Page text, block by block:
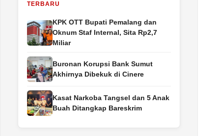
TERBARU
‎KPK OTT Bupati Pemalang dan
Oknum Staf Internal, Sita Rp2,7
Miliar
Buronan Korupsi Bank Sumut
Akhirnya Dibekuk di Cinere
Kasat Narkoba Tangsel dan 5 Anak
Buah Ditangkap Bareskrim